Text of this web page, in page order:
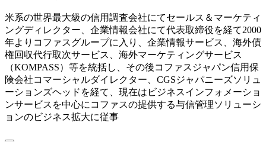
米系の世界最大級の信用調査会社にてセールス＆マーケティ
ングディレクター、企業情報会社にて代表取締役を経て2000
年よりコファスグループに入り、企業情報サービス、海外債
権回収代行取次サービス、海外マーケティングサービス
（KOMPASS）等を統括し、その後コファスジャパン信用保
険会社コマーシャルダイレクター、CGSジャパニーズソリュ
ーションズヘッドを経て、現在はビジネスインフォメーショ
ンサービスを中心にコファスの提供する与信管理ソリューシ
ョンのビジネス拡大に従事